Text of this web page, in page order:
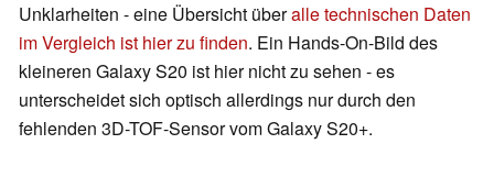
Unklarheiten - eine Übersicht überalle technischen Daten
im Vergleich ist hier zu finden. Ein Hands-On-Bild des
kleineren Galaxy S20 ist hier nicht zu sehen - es
unterscheidet sich optisch allerdings nur durch den
fehlenden 3D-TOF-Sensor vom Galaxy S20+.